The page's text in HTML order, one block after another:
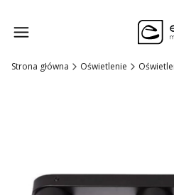
Strona główna Oświetlenie